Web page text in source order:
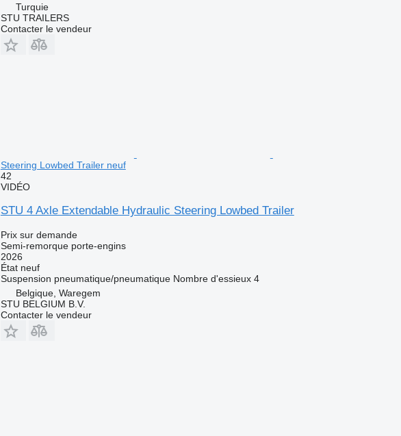
Turquie
STU TRAILERS
Contacter le vendeur
Steering Lowbed Trailer neuf
42
VIDÉO
STU 4 Axle Extendable Hydraulic Steering Lowbed Trailer
Prix sur demande
Semi-remorque porte-engins
2026
Étatneuf
Suspension pneumatique/pneumatique Nombre d'essieux 4
Belgique, Waregem
STU BELGIUM B.V.
Contacter le vendeur